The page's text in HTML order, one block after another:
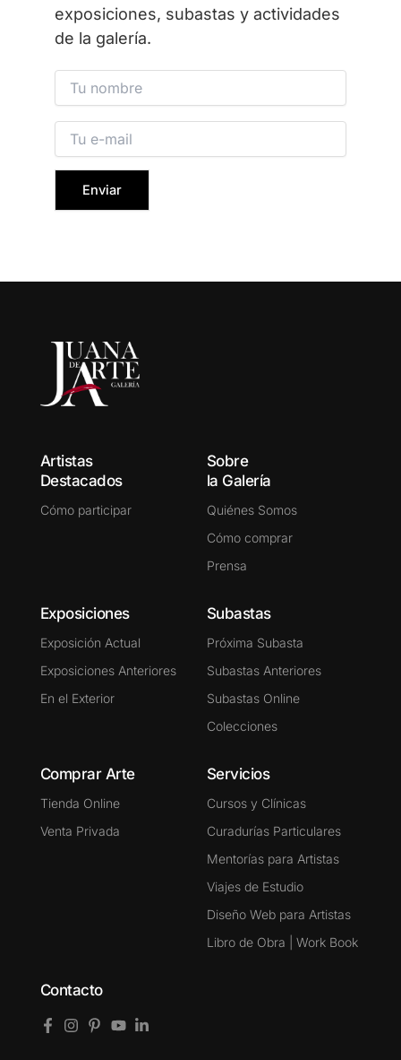
exposiciones, subastas y actividades
de la galería.
Please leave this field empty.
Artistas
Destacados
Cómo participar
Sobre
la Galería
Quiénes Somos
Cómo comprar
Prensa
Exposiciones
Exposición Actual
Exposiciones Anteriores
En el Exterior
Subastas
Próxima Subasta
Subastas Anteriores
Subastas Online
Colecciones
Comprar Arte
Tienda Online
Venta Privada
Servicios
Cursos y Clínicas
Curadurías Particulares
Mentorías para Artistas
Viajes de Estudio
Diseño Web para Artistas
Libro de Obra | Work Book
Contacto